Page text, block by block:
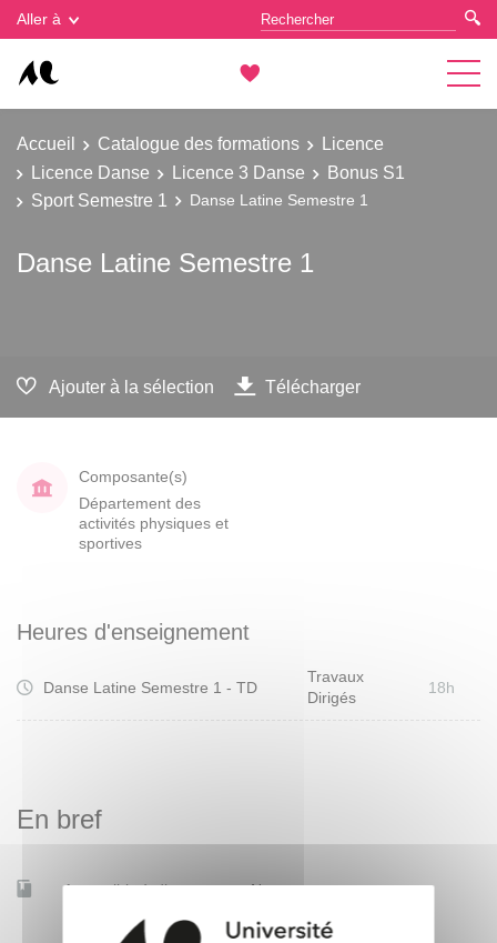
Aller à
Accueil Catalogue des formations
Licence
Licence Danse
Licence 3 Danse
Bonus S1
Sport Semestre 1
Danse Latine Semestre 1
Danse Latine Semestre 1
Ajouter à la sélection Télécharger
Composante(s)
Département des
activités physiques et
sportives
Heures d'enseignement
Danse Latine Semestre 1 - TD
Travaux
Dirigés
18h
En bref
Accessible à distance Non
Gestion des cookies